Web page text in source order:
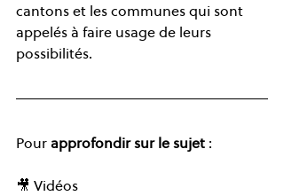
cantons et les communes qui sont
appelés à faire usage de leurs
possibilités.
Pour approfondir sur le sujet :
🎥 Vidéos